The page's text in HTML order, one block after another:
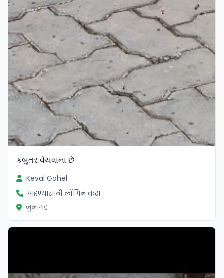
કબુતર વેચવાના છે
Keval Gohel
पाहण्यासाठी लॉगिन करा
जुनागड